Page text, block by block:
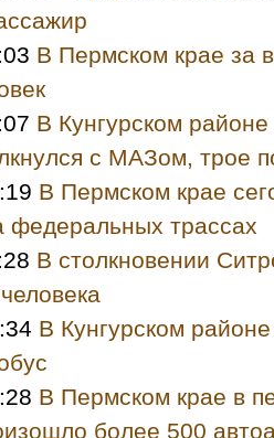
В Пермском крае за
В Кунгурском
с МАЗом, трое
В Пермском крае
федеральных трассах
В столкновении
В Кунгурском
В Пермском крае в
более 500